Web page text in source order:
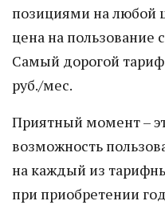
позициями на любой
цена на пользование
Самый дорогой
руб./мес.
Приятный момент –
возможность
на каждый из
при приобретении